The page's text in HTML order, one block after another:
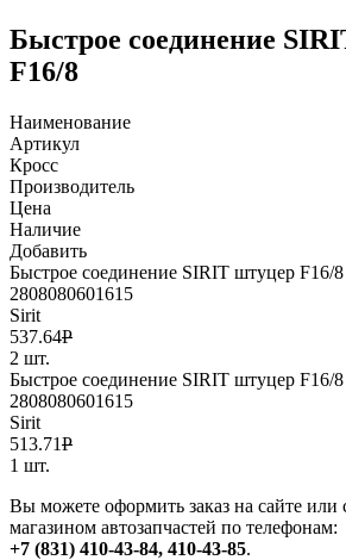
Быстрое соединение
F16/8
Наименование
Артикул
Кросс
Производитель
Цена
Наличие
Добавить
Быстрое соединение SIRIT штуцер F16/8
2808080601615
Sirit
537.64Р
2 шт.
Быстрое соединение SIRIT штуцер F16/8
2808080601615
Sirit
513.71Р
1 шт.
Вы можете оформить заказ на сайте или
магазином автозапчастей по телефонам:
+7 (831) 410-43-84, 410-43-85.